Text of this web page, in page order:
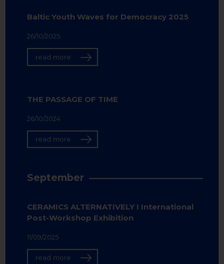
Baltic Youth Waves for Democracy 2025
26/10/2025
read more
THE PASSAGE OF TIME
26/10/2024
read more
September
CERAMICS ALTERNATIVELY I International
Post-Workshop Exhibition
11/09/2025
read more